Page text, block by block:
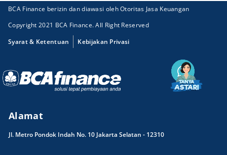
BCA Finance berizin dan diawasi oleh Otoritas Jasa Keuangan
Copyright 2021 BCA Finance. All Right Reserved
Syarat & Ketentuan
Kebijakan Privasi
Alamat
Jl. Metro Pondok Indah No. 10 Jakarta Selatan - 12310